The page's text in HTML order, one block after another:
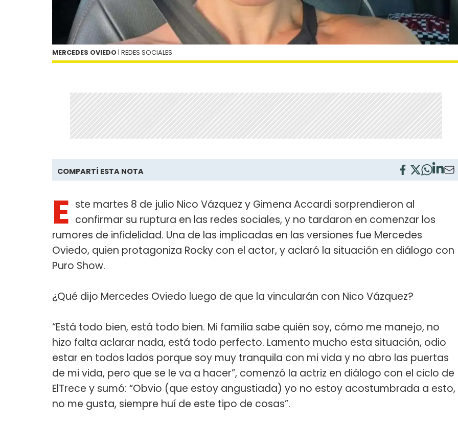
MERCEDES OVIEDO | REDES SOCIALES
COMPARTÍ ESTA NOTA
E ste martes 8 de julio Nico Vázquez y Gimena Accardi sorprendieron al
confirmar su ruptura en las redes sociales, y no tardaron en comenzar los
rumores de infidelidad. Una de las implicadas en las versiones fue Mercedes
Oviedo, quien protagoniza Rocky con el actor, y aclaró la situación en diálogo con
Puro Show.
¿Qué dijo Mercedes Oviedo luego de que la vincularán con Nico Vázquez?
“Está todo bien, está todo bien. Mi familia sabe quién soy, cómo me manejo, no
hizo falta aclarar nada, está todo perfecto. Lamento mucho esta situación, odio
estar en todos lados porque soy muy tranquila con mi vida y no abro las puertas
de mi vida, pero que se le va a hacer”, comenzó la actriz en diálogo con el ciclo de
ElTrece y sumó: “Obvio (que estoy angustiada) yo no estoy acostumbrada a esto,
no me gusta, siempre huí de este tipo de cosas”.